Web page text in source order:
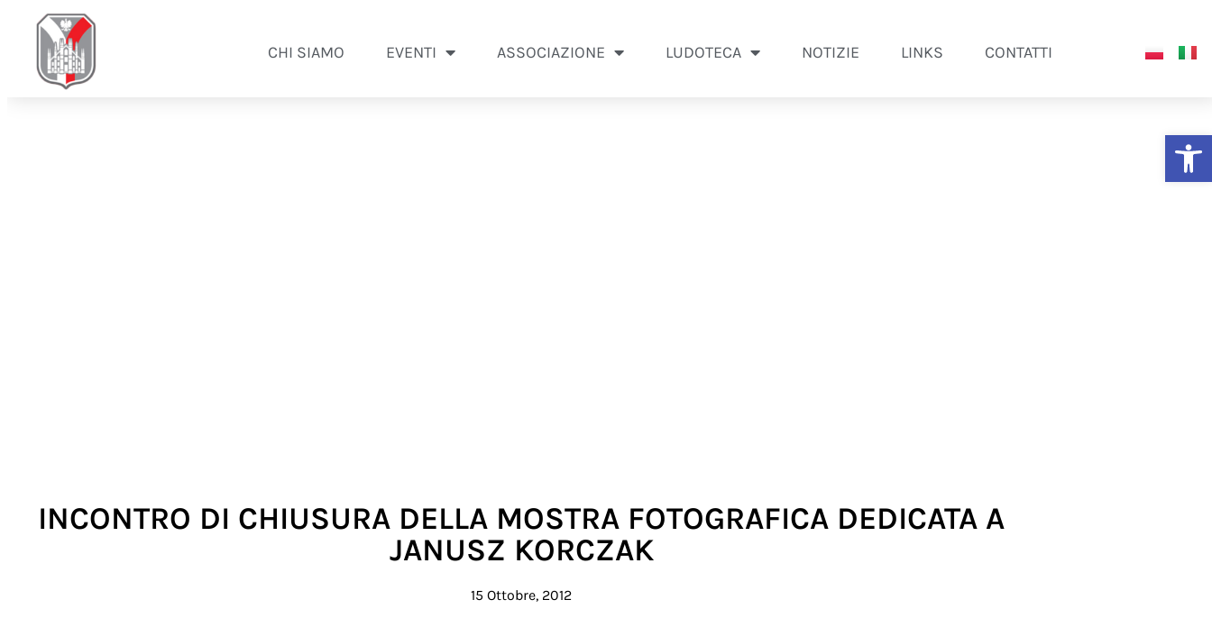
CHI SIAMO EVENTI ASSOCIAZIONE LUDOTECA NOTIZIE LINKS CONTATTI
INCONTRO DI CHIUSURA DELLA MOSTRA FOTOGRAFICA DEDICATA A
JANUSZ KORCZAK
15 Ottobre, 2012